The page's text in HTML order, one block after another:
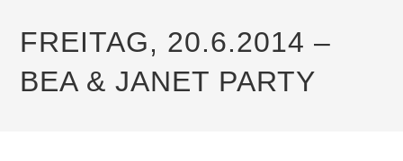
FREITAG, 20.6.2014 –
BEA & JANET PARTY